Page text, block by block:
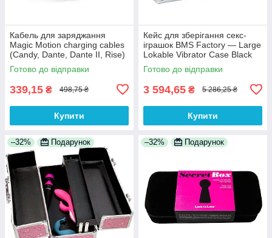
Кабель для заряджання
Magic Motion charging cables
(Candy, Dante, Dante II, Rise)
Готово до відправки
339,15 ₴ 498,75 ₴
Купити
Кейс для зберігання секс-
іграшок BMS Factory — Large
Lokable Vibrator Case Black
Готово до відправки
3 594,65 ₴ 5 286,25 ₴
Купити
–32% Подарунок –32% Подарунок